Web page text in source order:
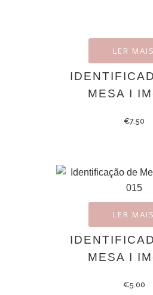
LER MAIS
MESA I
€7.50
LER MAIS
MESA I
€5.00